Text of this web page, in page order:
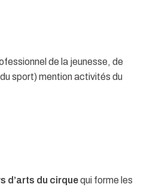
de la jeunesse, de
sport) mention activités du
d’arts du cirquequi forme les